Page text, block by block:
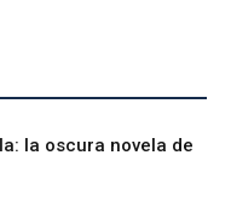
la oscura novela de